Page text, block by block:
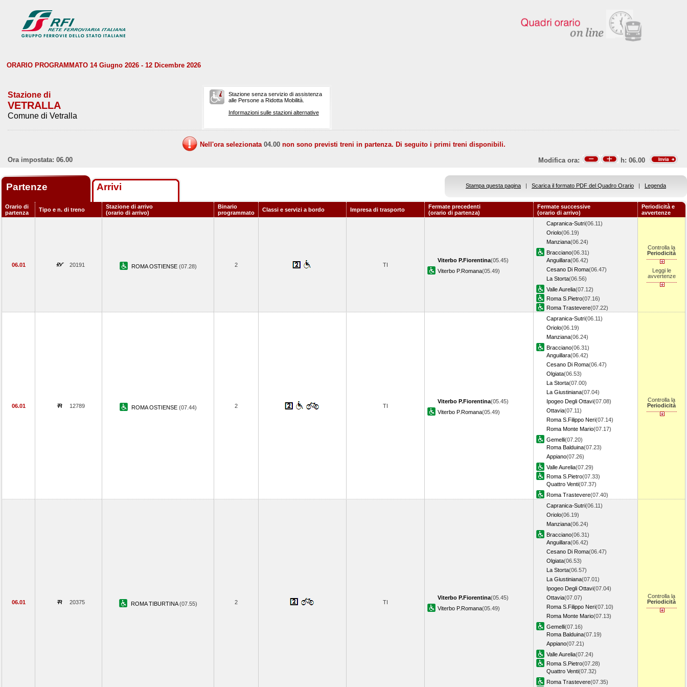
ORARIO PROGRAMMATO 14 Giugno 2026 - 12 Dicembre 2026
Stazione di
VETRALLA
Comune di Vetralla
Stazione senza servizio di assistenza
alle Persone a Ridotta Mobilità.
Informazioni sulle stazioni alternative
Nell'ora selezionata 04.00 non sono previsti treni in partenza. Di seguito i primi treni disponibili.
Ora impostata: 06.00
Modifica ora: h: 06.00
Partenze Arrivi Stampa questa pagina | Scarica il formato PDF del Quadro Orario | Legenda
Orario di
partenza
Tipo e n. di treno
Stazione di arrivo
(orario di arrivo)
Binario
programmato
Classi e servizi a bordo Impresa di trasporto
Fermate precedenti
(orario di partenza)
Fermate successive
(orario di arrivo)
Periodicità e
avvertenze
06.01 20191 ROMA OSTIENSE (07.28) 2 TI
Viterbo P.Fiorentina(05.45)
Viterbo P.Romana(05.49)
Capranica-Sutri(06.11)
Oriolo(06.19)
Manziana(06.24)
Bracciano(06.31)
Anguillara(06.42)
Cesano Di Roma(06.47)
La Storta(06.56)
Valle Aurelia(07.12)
Roma S.Pietro(07.16)
Roma Trastevere(07.22)
Controlla la
Periodicità
Leggi le
avvertenze
06.01 12789 ROMA OSTIENSE (07.44) 2 TI
Viterbo P.Fiorentina(05.45)
Viterbo P.Romana(05.49)
Capranica-Sutri(06.11)
Oriolo(06.19)
Manziana(06.24)
Bracciano(06.31)
Anguillara(06.42)
Cesano Di Roma(06.47)
Olgiata(06.53)
La Storta(07.00)
La Giustiniana(07.04)
Ipogeo Degli Ottavi(07.08)
Ottavia(07.11)
Roma S.Filippo Neri(07.14)
Roma Monte Mario(07.17)
Gemelli(07.20)
Roma Balduina(07.23)
Appiano(07.26)
Valle Aurelia(07.29)
Roma S.Pietro(07.33)
Quattro Venti(07.37)
Roma Trastevere(07.40)
Controlla la
Periodicità
06.01 20375 ROMA TIBURTINA(07.55) 2 TI
Viterbo P.Fiorentina(05.45)
Viterbo P.Romana(05.49)
Capranica-Sutri(06.11)
Oriolo(06.19)
Manziana(06.24)
Bracciano(06.31)
Anguillara(06.42)
Cesano Di Roma(06.47)
Olgiata(06.53)
La Storta(06.57)
La Giustiniana(07.01)
Ipogeo Degli Ottavi(07.04)
Ottavia(07.07)
Roma S.Filippo Neri(07.10)
Roma Monte Mario(07.13)
Gemelli(07.16)
Roma Balduina(07.19)
Appiano(07.21)
Valle Aurelia(07.24)
Roma S.Pietro(07.28)
Quattro Venti(07.32)
Roma Trastevere(07.35)
Controlla la
Periodicità